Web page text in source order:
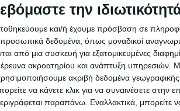
την
και/ή έχουμε πρόσβαση σε
δεδομένα, όπως μοναδικοί
από μια συσκευή για εξατομικευμένες
ακροατηρίου και ανάπτυξη υπηρεσιών.
ακριβή δεδομένα
να κάνετε κλικ για να συναινέσετε στην
παραπάνω. Εναλλακτικά, μπορείτε να
eshopγια όλες
eshop για όλες τις
Eshop γιακινητά τηλέφωναΧαϊδάρι